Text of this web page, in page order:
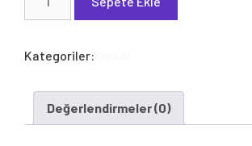
BAŞVURU
KDV
adet
Kategoriler:
Değerlendirmeler (0)